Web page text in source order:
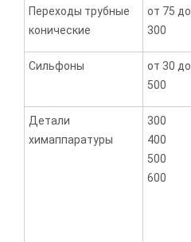
Переходы трубные
конические
от 75 до
300
Сильфоны
от 30 до
500
Детали
химаппаратуры
300
400
500
600